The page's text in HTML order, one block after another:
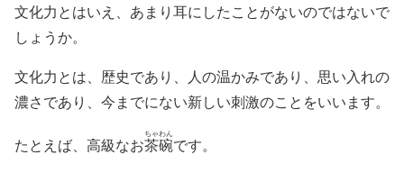
文化力とはいえ、あまり耳にしたことがないのではないで
しょうか。
文化力とは、歴史であり、人の温かみであり、思い入れの
濃さであり、今までにない新しい刺激のことをいいます。
たとえば、高級なお茶碗
ちゃわん
です。